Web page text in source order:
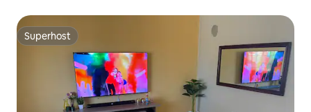
Superhost
Superhost